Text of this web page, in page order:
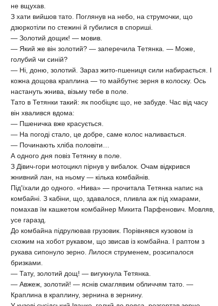
не вщухав.
З хати вийшов тато. Поглянув на небо, на струмочки, що
дзюркотіли по стежині й губилися в спориші.
— Золотий дощик! — мовив.
— Який же він золотий? — заперечила Тетянка. — Може,
голубий чи синій?
— Ні, доню, золотий. Зараз жито-пшениця сили набирається. І
кожна дощова краплина — то майбутнє зерня в колоску. Ось
настануть жнива, візьму тебе в поле.
Тато в Тетянки такий: як пообіцяє що, не забуде. Час від часу
він хвалився вдома:
— Пшеничка вже красується.
— На погоді стало, це добре, саме колос наливається.
— Починають хліба половіти…
А одного дня повіз Тетянку в поле.
З Дівич-гори мотоцикл пірнув у вибалок. Очам відкрився
жнивний лан, на ньому — кілька комбайнів.
Під'їхали до одного. «Нива» — прочитала Тетянка напис на
комбайні. З кабіни, що, здавалося, пливла аж під хмарами,
помахав їм кашкетом комбайнер Микита Парфенович. Мовляв,
усе гаразд.
До комбайна підрулював грузовик. Порівнявся кузовом із
схожим на хобот рукавом, що звисав із комбайна. І раптом з
рукава сипонуло зерно. Лилося струменем, розсипалося
бризками.
— Тату, золотий дощ! — вигукнула Тетянка.
— Авжеж, золотий! — яснів смаглявим обличчям тато. —
Краплина в краплину, зернина в зернину.